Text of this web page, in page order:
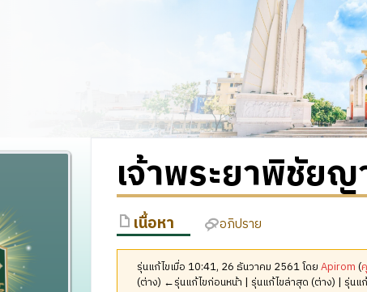
เจ้าพระยาพิชัย
เนื้อหา อภิปราย
รุ่นแก้ไขเมื่อ 10:41, 26 ธันวาคม 2561 โดยApirom (
(ต่าง) ←รุ่นแก้ไขก่อนหน้า | รุ่นแก้ไขล่าสุด (ต่าง) | รุ่นแ